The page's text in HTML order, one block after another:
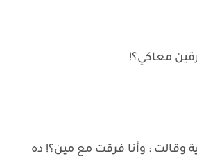
معاكي؟!
وقالت : وأنا فرقت مع مين؟! ده